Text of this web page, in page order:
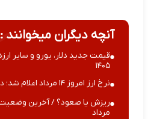
آنچه دیگران میخوانند :
۱۴۰۵
نرخ ارز امروز ۱۴ مرداد اعلام شد؛ دلار و یورو چند؟
مرداد